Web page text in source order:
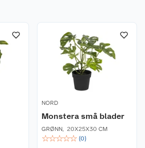
NORD
Monstera små blader
GRØNN, 20X25X30 CM
☆☆☆☆☆ (0)